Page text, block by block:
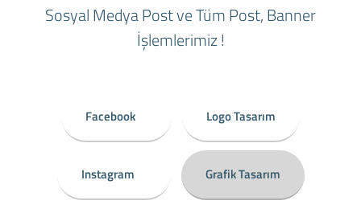
Sosyal Medya Post ve Tüm Post, Banner
İşlemlerimiz !
Facebook Logo Tasarım
Instagram Grafik Tasarım